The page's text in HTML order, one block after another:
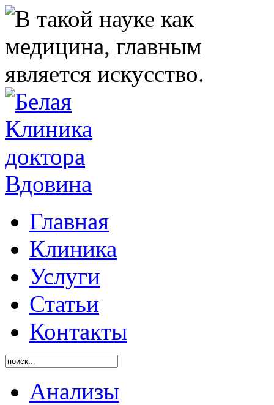
Главная
Клиника
Услуги
Статьи
Контакты
Анализы